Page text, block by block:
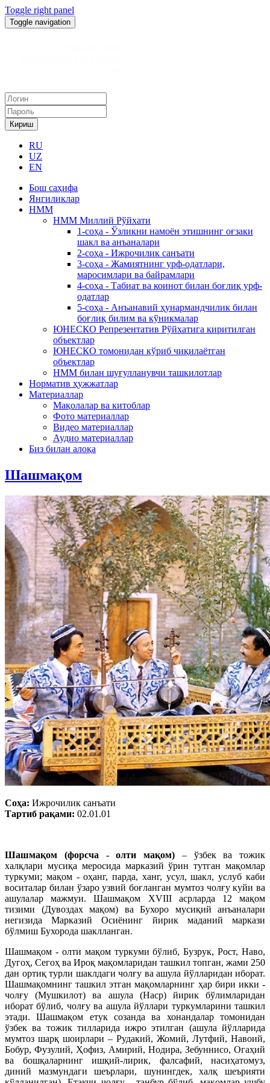
Toggle right panel
Toggle navigation
Кириш
RU
UZ
EN
Бош саҳифа
Янгиликлар
НММ
НММ Миллий Рўйхати
1-соҳа - Ўзликни намоён этишнинг оғзаки
шакл ва анъаналари
2-соҳа - Ижрочилик санъати
3-соҳа - Жамиятнинг урф-одатлари,
маросимлари ва байрамлари
4-соҳа - Табиат ва коинот билан боғлиқ урф-
одатлар
5-соҳа - Анъанавий ҳунармандчилик билан
боғлиқ билим ва кўникмалар
ЮНЕСКО Репрезентатив Рўйхатига киритилган
объектлар
ЮНЕСКО томонидан кўриб чиқилаётган
объектлар
НММ билан шуғулланувчи ташкилотлар
Норматив ҳужжатлар
Материаллар
Мақолалар ва китоблар
Фото материаллар
Видео материаллар
Аудио материаллар
Биз билан алоқа
Шашмақом
Соҳа: Ижрочилик санъати
Тартиб рақами: 02.01.01
Шашмақом (форсча - олти мақом) – ўзбек ва тожик
халқлари мусиқа меросида марказий ўрин тутган мақомлар
туркуми; мақом - оҳанг, парда, ханг, усул, шакл, услуб каби
воситалар билан ўзаро узвий боғланган мумтоз чолғу куйи ва
ашулалар мажмуи. Шашмақом ХVIII асрларда 12 мақом
тизими (Дувоздах мақом) ва Бухоро мусиқий анъаналари
негизида Марказий Осиёнинг йирик маданий маркази
бўлмиш Бухорода шаклланган.
Шашмақом - олти мақом туркуми бўлиб, Бузрук, Рост, Наво,
Дугоҳ, Сегоҳ ва Ироқ мақомларидан ташкил топган, жами 250
дан ортиқ турли шаклдаги чолғу ва ашула йўлларидан иборат.
Шашмақомнинг ташкил этган мақомларнинг ҳар бири икки -
чолғу (Мушкилот) ва ашула (Наср) йирик бўлимларидан
иборат бўлиб, чолғу ва ашула йўллари туркумларини ташкил
этади. Шашмақом етук созанда ва хонандалар томонидан
ўзбек ва тожик тилларида ижро этилган (ашула йўлларида
мумтоз шарқ шоирлари – Рудакий, Жомий, Лутфий, Навоий,
Бобур, Фузулий, Ҳофиз, Амирий, Нодира, Зебуннисо, Огаҳий
ва бошқаларнинг ишқий-лирик, фалсафий, насиҳатомуз,
диний мазмундаги шеърлари, шунингдек, халқ шеърияти